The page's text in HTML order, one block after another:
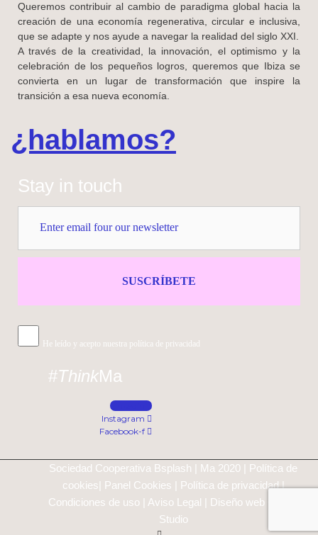
Queremos contribuir al cambio de paradigma global hacia la
creación de una economía regenerativa, circular e inclusiva,
que se adapte y nos ayude a navegar la realidad del siglo XXI.
A través de la creatividad, la innovación, el optimismo y la
celebración de los pequeños logros, queremos que Ibiza se
convierta en un lugar de transformación que inspire la
transición a esa nueva economía.
¿hablamos?
Stay in touch
SUSCRÍBETE
He leído y acepto nuestra política de privacidad
#ThinkMa
Linkedin
Instagram
Facebook-f
Sociedad Cooperativa Bsplash | Ma 2020 | Política de
cookies Panel Cookies Política de privacidad|
Condiciones de uso
Aviso Legal | Diseño web
Studio